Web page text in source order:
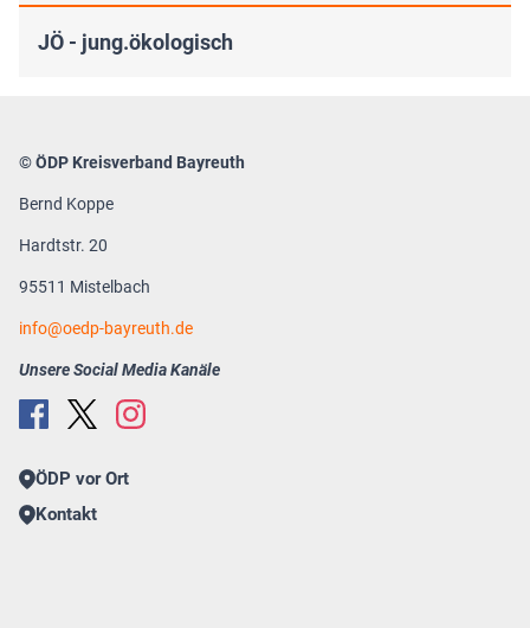
JÖ - jung.ökologisch
© ÖDP Kreisverband Bayreuth
Bernd Koppe
Hardtstr. 20
95511 Mistelbach
info oedp-bayreuth.de
Unsere Social Media Kanäle
ÖDP vor Ort
Kontakt